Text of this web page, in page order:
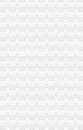
司关于子公司完成注销登记的
朋友,求盆友
期货交割存放地通知-期货频道-
经营地址-营业执照地址变更-
网
凤凰资讯
租房,石油路轻轨站高品质住宅
公司【企业信用,电话,地址,法
究所_【电话地址_招聘信息_